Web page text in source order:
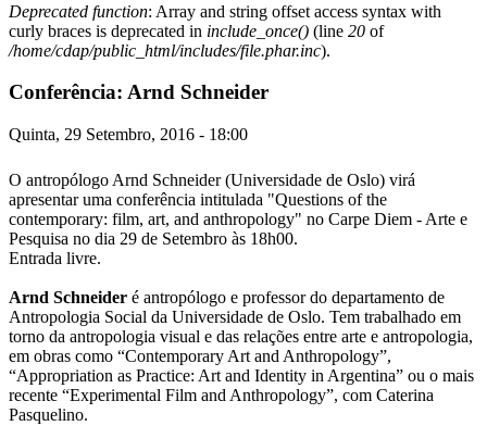
Deprecated function: Array and string offset access syntax with
curly braces is deprecated in include_once() (line 20 of
/home/cdap/public_html/includes/file.phar.inc).
Conferência: Arnd Schneider
Quinta, 29 Setembro, 2016 - 18:00
O antropólogo Arnd Schneider (Universidade de Oslo) virá
apresentar uma conferência intitulada "Questions of the
contemporary: film, art, and anthropology" no Carpe Diem - Arte e
Pesquisa no dia 29 de Setembro às 18h00.
Entrada livre.
Arnd Schneider é antropólogo e professor do departamento de
Antropologia Social da Universidade de Oslo. Tem trabalhado em
torno da antropologia visual e das relações entre arte e antropologia,
em obras como “Contemporary Art and Anthropology”,
“Appropriation as Practice: Art and Identity in Argentina” ou o mais
recente “Experimental Film and Anthropology”, com Caterina
Pasquelino.